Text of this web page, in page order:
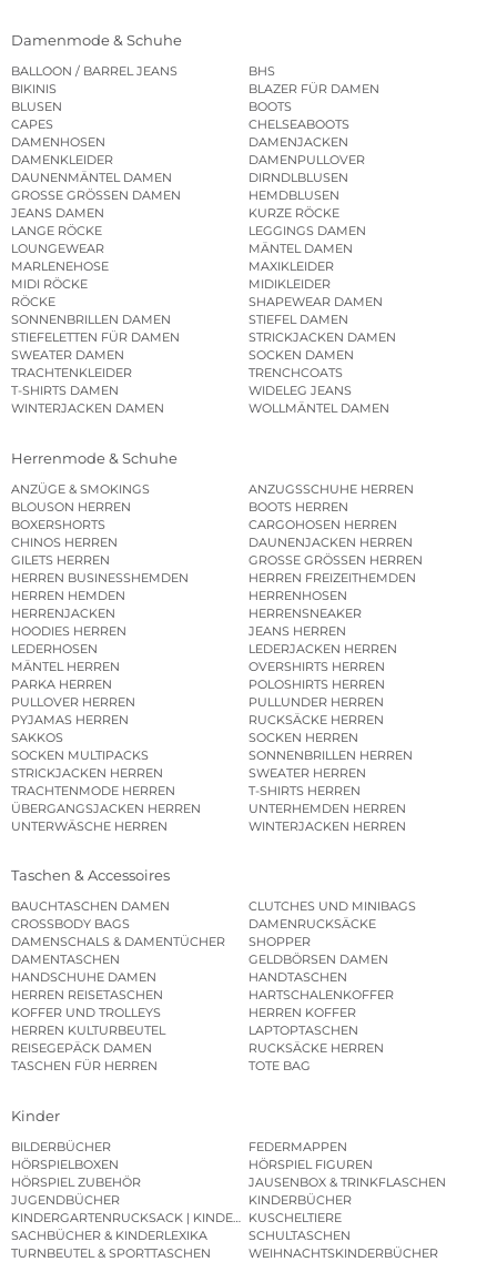
Damenmode & Schuhe
BALLOON / BARREL JEANS
BHS
BIKINIS
BLAZER FÜR DAMEN
BLUSEN
BOOTS
CAPES
CHELSEABOOTS
DAMENHOSEN
DAMENJACKEN
DAMENKLEIDER
DAMENPULLOVER
DAUNENMÄNTEL DAMEN
DIRNDLBLUSEN
GROSSE GRÖSSEN DAMEN
HEMDBLUSEN
JEANS DAMEN
KURZE RÖCKE
LANGE RÖCKE
LEGGINGS DAMEN
LOUNGEWEAR
MÄNTEL DAMEN
MARLENEHOSE
MAXIKLEIDER
MIDI RÖCKE
MIDIKLEIDER
RÖCKE
SHAPEWEAR DAMEN
SONNENBRILLEN DAMEN
STIEFEL DAMEN
STIEFELETTEN FÜR DAMEN
STRICKJACKEN DAMEN
SWEATER DAMEN
SOCKEN DAMEN
TRACHTENKLEIDER
TRENCHCOATS
T-SHIRTS DAMEN
WIDELEG JEANS
WINTERJACKEN DAMEN
WOLLMÄNTEL DAMEN
Herrenmode & Schuhe
ANZÜGE & SMOKINGS
ANZUGSSCHUHE HERREN
BLOUSON HERREN
BOOTS HERREN
BOXERSHORTS
CARGOHOSEN HERREN
CHINOS HERREN
DAUNENJACKEN HERREN
GILETS HERREN
GROSSE GRÖSSEN HERREN
HERREN BUSINESSHEMDEN
HERREN FREIZEITHEMDEN
HERREN HEMDEN
HERRENHOSEN
HERRENJACKEN
HERRENSNEAKER
HOODIES HERREN
JEANS HERREN
LEDERHOSEN
LEDERJACKEN HERREN
MÄNTEL HERREN
OVERSHIRTS HERREN
PARKA HERREN
POLOSHIRTS HERREN
PULLOVER HERREN
PULLUNDER HERREN
PYJAMAS HERREN
RUCKSÄCKE HERREN
SAKKOS
SOCKEN HERREN
SOCKEN MULTIPACKS
SONNENBRILLEN HERREN
STRICKJACKEN HERREN
SWEATER HERREN
TRACHTENMODE HERREN
T-SHIRTS HERREN
ÜBERGANGSJACKEN HERREN
UNTERHEMDEN HERREN
UNTERWÄSCHE HERREN
WINTERJACKEN HERREN
Taschen & Accessoires
BAUCHTASCHEN DAMEN
CLUTCHES UND MINIBAGS
CROSSBODY BAGS
DAMENRUCKSÄCKE
DAMENSCHALS & DAMENTÜCHER
SHOPPER
DAMENTASCHEN
GELDBÖRSEN DAMEN
HANDSCHUHE DAMEN
HANDTASCHEN
HERREN REISETASCHEN
HARTSCHALENKOFFER
KOFFER UND TROLLEYS
HERREN KOFFER
HERREN KULTURBEUTEL
LAPTOPTASCHEN
REISEGEPÄCK DAMEN
RUCKSÄCKE HERREN
TASCHEN FÜR HERREN
TOTE BAG
Kinder
BILDERBÜCHER
FEDERMAPPEN
HÖRSPIELBOXEN
HÖRSPIEL FIGUREN
HÖRSPIEL ZUBEHÖR
JAUSENBOX & TRINKFLASCHEN
JUGENDBÜCHER
KINDERBÜCHER
KINDERGARTENRUCKSACK | KINDERGARTENBEUTEL
KUSCHELTIERE
SACHBÜCHER & KINDERLEXIKA
SCHULTASCHEN
TURNBEUTEL & SPORTTASCHEN
WEIHNACHTSKINDERBÜCHER